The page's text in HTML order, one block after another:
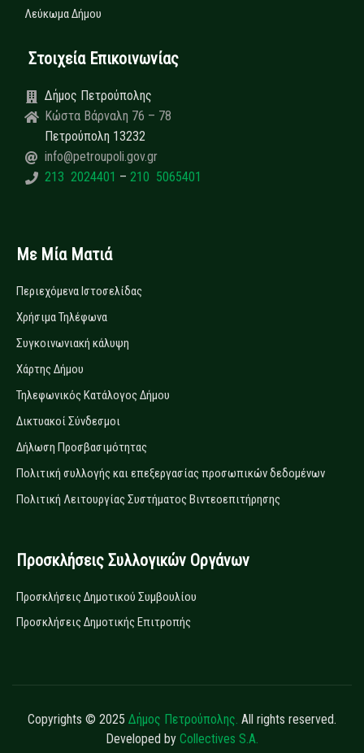
Λεύκωμα Δήμου
Στοιχεία Επικοινωνίας
Δήμος Πετρούπολης
Κώστα Βάρναλη 76 – 78
Πετρούπολη 13232
info@petroupoli.gov.gr
213 2024401 – 210 5065401
Με Μία Ματιά
Περιεχόμενα Ιστοσελίδας
Χρήσιμα Τηλέφωνα
Συγκοινωνιακή κάλυψη
Χάρτης Δήμου
Τηλεφωνικός Κατάλογος Δήμου
Δικτυακοί Σύνδεσμοι
Δήλωση Προσβασιμότητας
Πολιτική συλλογής και επεξεργασίας προσωπικών δεδομένων
Πολιτική Λειτουργίας Συστήματος Βιντεοεπιτήρησης
Προσκλήσεις Συλλογικών Οργάνων
Προσκλήσεις Δημοτικού Συμβουλίου
Προσκλήσεις Δημοτικής Επιτροπής
Copyrights © 2025 Δήμος Πετρούπολης. All rights reserved.
Developed by Collectives S.A.